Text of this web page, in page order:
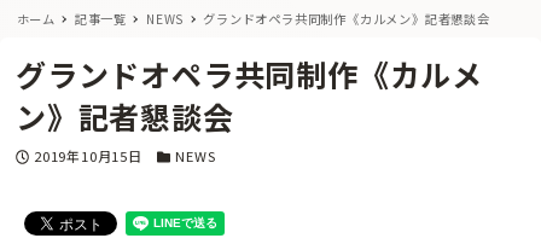
ホーム 記事一覧 NEWS グランドオペラ共同制作《カルメン》記者懇談会
グランドオペラ共同制作《カルメ
ン》記者懇談会
投稿日
2019年10月15日 カテゴリー
NEWS